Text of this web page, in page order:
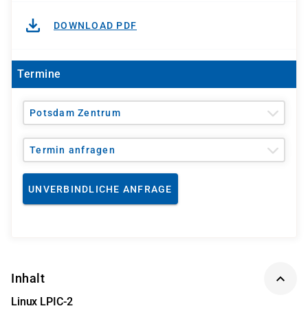
DOWNLOAD PDF
Termine
Potsdam Zentrum
Termin anfragen
UNVERBINDLICHE ANFRAGE
Inhalt
Linux LPIC-2